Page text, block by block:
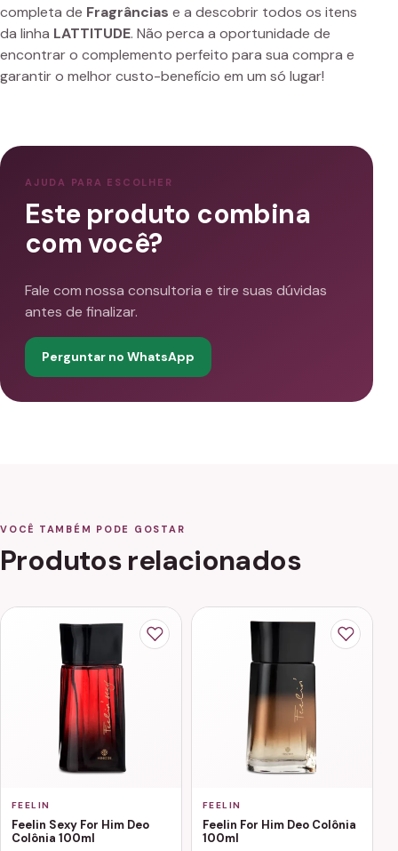
completa de Fragrâncias e a descobrir todos os itens
da linha LATTITUDE. Não perca a oportunidade de
encontrar o complemento perfeito para sua compra e
garantir o melhor custo-benefício em um só lugar!
AJUDA PARA ESCOLHER
Este produto combina
com você?
Fale com nossa consultoria e tire suas dúvidas
antes de finalizar.
Perguntar no WhatsApp
VOCÊ TAMBÉM PODE GOSTAR
Produtos relacionados
FEELIN
Feelin Sexy For Him Deo
Colônia 100ml
FEELIN
Feelin For Him Deo Colônia
100ml